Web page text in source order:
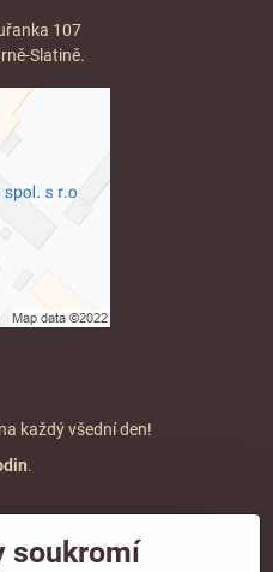
107
Slatině.
každý všední den!
.
soukromí